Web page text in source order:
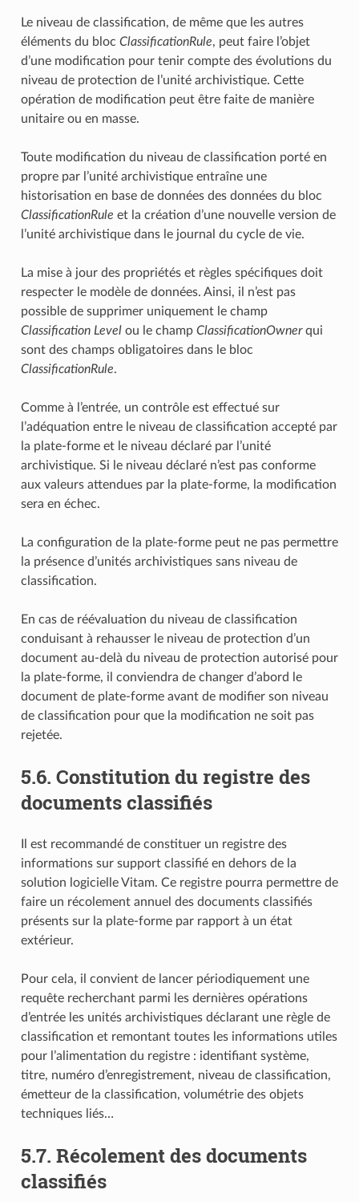
Le niveau de classification, de même que les autres
éléments du bloc ClassificationRule, peut faire l’objet
d’une modification pour tenir compte des évolutions du
niveau de protection de l’unité archivistique. Cette
opération de modification peut être faite de manière
unitaire ou en masse.
Toute modification du niveau de classification porté en
propre par l’unité archivistique entraîne une
historisation en base de données des données du bloc
ClassificationRule et la création d’une nouvelle version de
l’unité archivistique dans le journal du cycle de vie.
La mise à jour des propriétés et règles spécifiques doit
respecter le modèle de données. Ainsi, il n’est pas
possible de supprimer uniquement le champ
Classification Levelou le champ ClassificationOwnerqui
sont des champs obligatoires dans le bloc
ClassificationRule.
Comme à l’entrée, un contrôle est effectué sur
l’adéquation entre le niveau de classification accepté par
la plate-forme et le niveau déclaré par l’unité
archivistique. Si le niveau déclaré n’est pas conforme
aux valeurs attendues par la plate-forme, la modification
sera en échec.
La configuration de la plate-forme peut ne pas permettre
la présence d’unités archivistiques sans niveau de
classification.
En cas de réévaluation du niveau de classification
conduisant à rehausser le niveau de protection d’un
document au-delà du niveau de protection autorisé pour
la plate-forme, il conviendra de changer d’abord le
document de plate-forme avant de modifier son niveau
de classification pour que la modification ne soit pas
rejetée.
5.6. Constitution du registre des
documents classifiés
Il est recommandé de constituer un registre des
informations sur support classifié en dehors de la
solution logicielle Vitam. Ce registre pourra permettre de
faire un récolement annuel des documents classifiés
présents sur la plate-forme par rapport à un état
extérieur.
Pour cela, il convient de lancer périodiquement une
requête recherchant parmi les dernières opérations
d’entrée les unités archivistiques déclarant une règle de
classification et remontant toutes les informations utiles
pour l’alimentation du registre : identifiant système,
titre, numéro d’enregistrement, niveau de classification,
émetteur de la classification, volumétrie des objets
techniques liés…
5.7. Récolement des documents
classifiés